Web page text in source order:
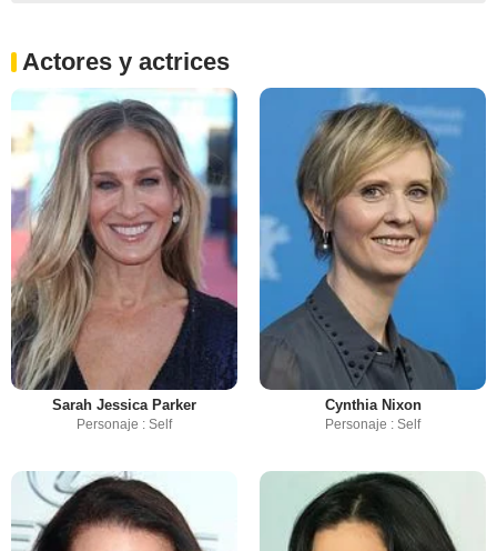
Actores y actrices
Sarah Jessica Parker
Personaje : Self
Cynthia Nixon
Personaje : Self